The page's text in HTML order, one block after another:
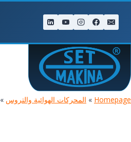
التجاوز
المحتوى
Homepage
» المحركات الهوائية والتروس »